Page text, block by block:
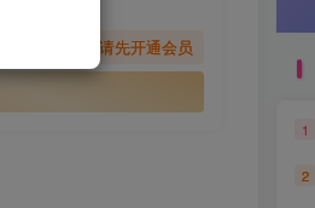
无购买权限，请先开通会员
1
2